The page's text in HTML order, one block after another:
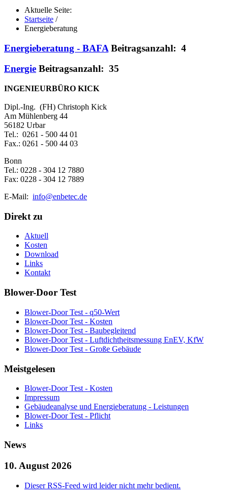
Aktuelle Seite:
Startseite /
Energieberatung
Energieberatung - BAFA Beitragsanzahl: 4
Energie Beitragsanzahl: 35
INGENIEURBÜRO KICK
Dipl.-Ing. (FH) Christoph Kick
Am Mühlenberg 44
56182 Urbar
Tel.: 0261 - 500 44 01
Fax.: 0261 - 500 44 03
Bonn
Tel.: 0228 - 304 12 7880
Fax: 0228 - 304 12 7889
E-Mail: info@enbetec.de
Direkt zu
Aktuell
Kosten
Download
Links
Kontakt
Blower-Door Test
Blower-Door Test - q50-Wert
Blower-Door Test - Kosten
Blower-Door Test - Baubegleitend
Blower-Door Test - Luftdichtheitsmessung EnEV, KfW
Blower-Door Test - Große Gebäude
Meistgelesen
Blower-Door Test - Kosten
Impressum
Gebäudeanalyse und Energieberatung - Leistungen
Blower-Door Test - Pflicht
Links
News
10. August 2026
Dieser RSS-Feed wird leider nicht mehr bedient.